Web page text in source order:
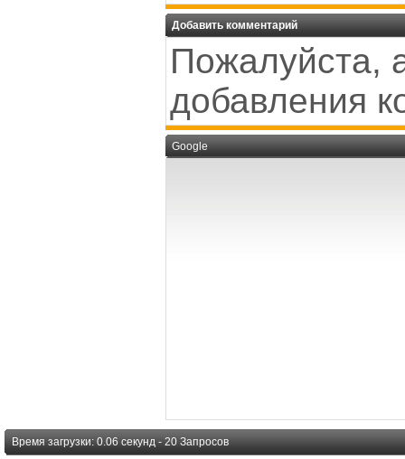
Добавить комментарий
Пожалуйста,
добавления
Google
Время загрузки: 0.06 секунд - 20 Запросов